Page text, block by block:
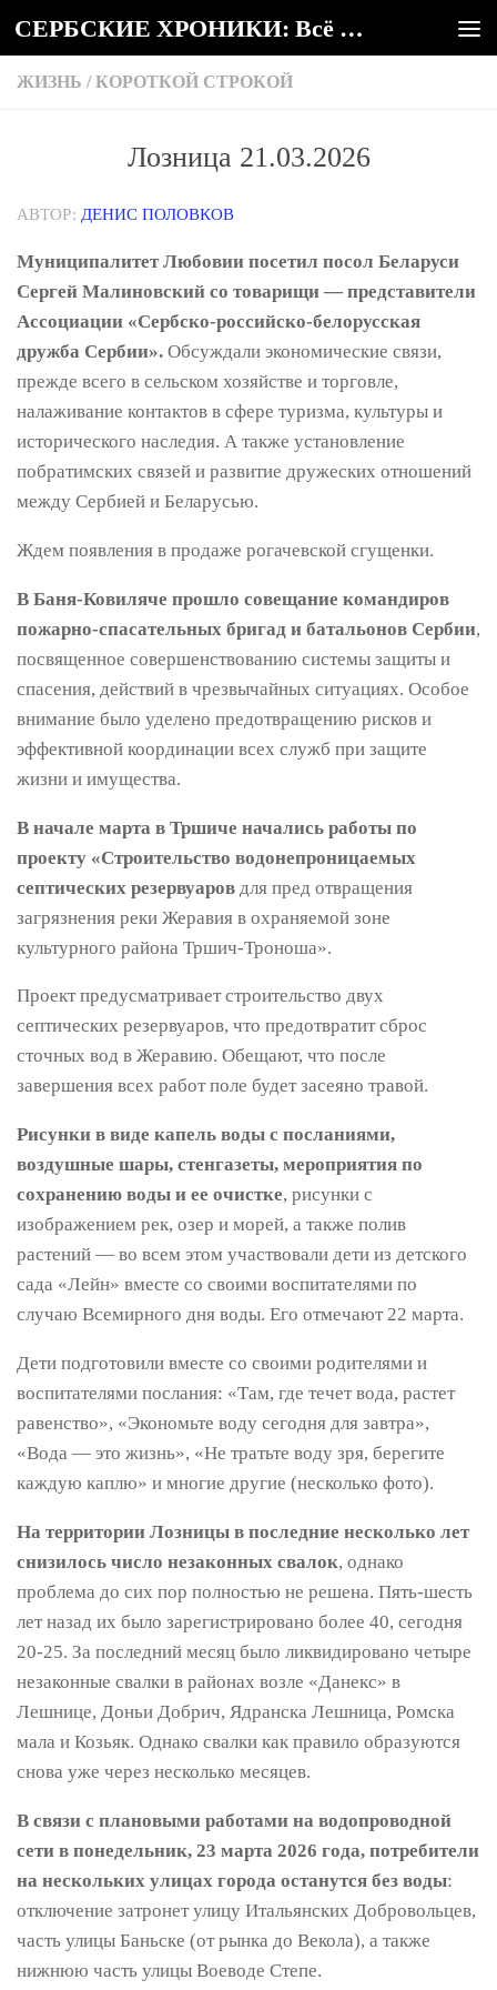
Под записью СЕРБСКИЕ ХРОНИКИ: Всё о Сербии
ЖИЗНЬ / КОРОТКОЙ СТРОКОЙ
Лозница 21.03.2026
АВТОР: ДЕНИС ПОЛОВКОВ
Муниципалитет Любовии посетил посол Беларуси
Сергей Малиновский со товарищи — представители
Ассоциации «Сербско-российско-белорусская
дружба Сербии». Обсуждали экономические связи,
прежде всего в сельском хозяйстве и торговле,
налаживание контактов в сфере туризма, культуры и
исторического наследия. А также установление
побратимских связей и развитие дружеских отношений
между Сербией и Беларусью.
Ждем появления в продаже рогачевской сгущенки.
В Баня-Ковиляче прошло совещание командиров
пожарно-спасательных бригад и батальонов Сербии,
посвященное совершенствованию системы защиты и
спасения, действий в чрезвычайных ситуациях. Особое
внимание было уделено предотвращению рисков и
эффективной координации всех служб при защите
жизни и имущества.
В начале марта в Тршиче начались работы по
проекту «Строительство водонепроницаемых
септических резервуаров для пред отвращения
загрязнения реки Жеравия в охраняемой зоне
культурного района Тршич-Троноша».
Проект предусматривает строительство двух
септических резервуаров, что предотвратит сброс
сточных вод в Жеравию. Обещают, что после
завершения всех работ поле будет засеяно травой.
Рисунки в виде капель воды с посланиями,
воздушные шары, стенгазеты, мероприятия по
сохранению воды и ее очистке, рисунки с
изображением рек, озер и морей, а также полив
растений — во всем этом участвовали дети из детского
сада «Лейн» вместе со своими воспитателями по
случаю Всемирного дня воды. Его отмечают 22 марта.
Дети подготовили вместе со своими родителями и
воспитателями послания: «Там, где течет вода, растет
равенство», «Экономьте воду сегодня для завтра»,
«Вода — это жизнь», «Не тратьте воду зря, берегите
каждую каплю» и многие другие (несколько фото).
На территории Лозницы в последние несколько лет
снизилось число незаконных свалок, однако
проблема до сих пор полностью не решена. Пять-шесть
лет назад их было зарегистрировано более 40, сегодня
20-25. За последний месяц было ликвидировано четыре
незаконные свалки в районах возле «Данекс» в
Лешнице, Доньи Добрич, Ядранска Лешница, Ромска
мала и Козьяк. Однако свалки как правило образуются
снова уже через несколько месяцев.
В связи с плановыми работами на водопроводной
сети в понедельник, 23 марта 2026 года, потребители
на нескольких улицах города останутся без воды:
отключение затронет улицу Итальянских Добровольцев,
часть улицы Баньске (от рынка до Векола), а также
нижнюю часть улицы Воеводе Степе.